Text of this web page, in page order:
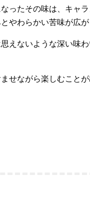
ったその味は、キャ
やわらかい苦味が広
えないような深い味
せながら楽しむこと